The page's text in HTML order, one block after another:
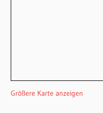
Größere Karte anzeigen